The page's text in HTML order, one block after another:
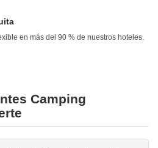
en más del 90 % de nuestros hoteles.
Camping